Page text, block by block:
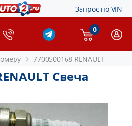
Запрос по VIN
0
7700500168 RENAULT
Свеча